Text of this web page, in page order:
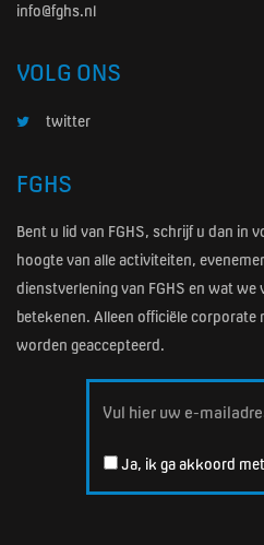
info@fghs.nl
VOLG ONS
twitter
FGHS
Bent u lid van FGHS, schrijf u dan in
hoogte van alle activiteiten,
dienstverlening van FGHS en wat
betekenen. Alleen officiële corporate
worden geaccepteerd.
Email
Ja, ik ga akkoord